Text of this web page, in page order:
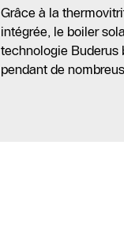
Grâce à la
intégrée, le boiler
technologie Buderus
pendant de